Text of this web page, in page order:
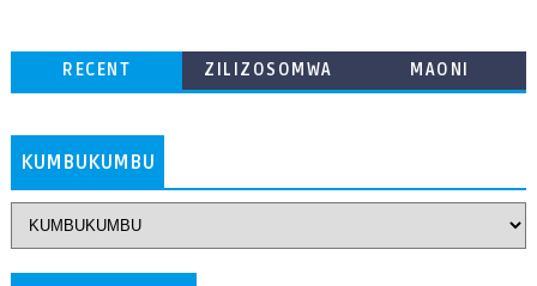
RECENT
ZILIZOSOMWA
MAONI
KUMBUKUMBU